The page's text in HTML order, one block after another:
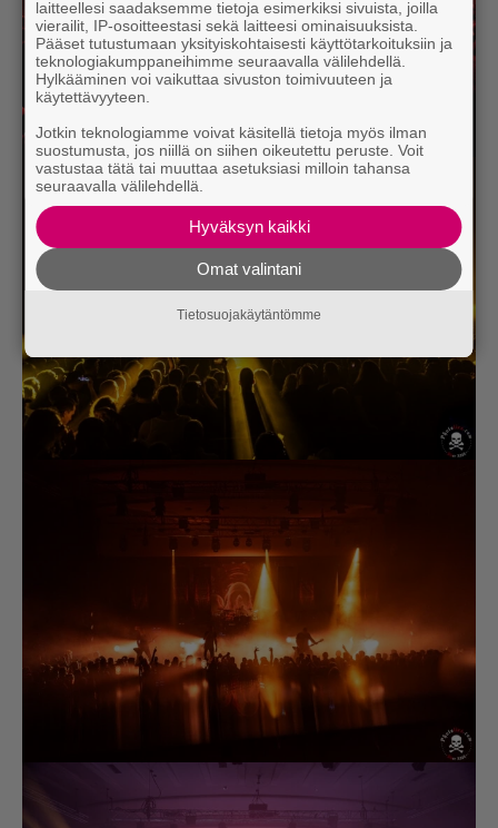
laitteellesi saadaksemme tietoja esimerkiksi sivuista, joilla
vierailit, IP-osoitteestasi sekä laitteesi ominaisuuksista.
Pääset tutustumaan yksityiskohtaisesti käyttötarkoituksiin ja
teknologiakumppaneihimme seuraavalla välilehdellä.
Hylkääminen voi vaikuttaa sivuston toimivuuteen ja
käytettävyyteen.
Jotkin teknologiamme voivat käsitellä tietoja myös ilman
suostumusta, jos niillä on siihen oikeutettu peruste. Voit
vastustaa tätä tai muuttaa asetuksiasi milloin tahansa
seuraavalla välilehdellä.
Hyväksyn kaikki
Omat valintani
Tietosuojakäytäntömme